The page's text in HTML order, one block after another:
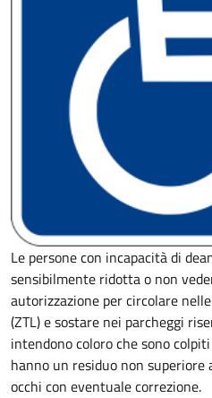
Le persone con incapacità di
sensibilmente ridotta o non
autorizzazione per circolare
(ZTL) e sostare nei parcheggi
intendono coloro che sono
hanno un residuo non
occhi con eventuale correzione.